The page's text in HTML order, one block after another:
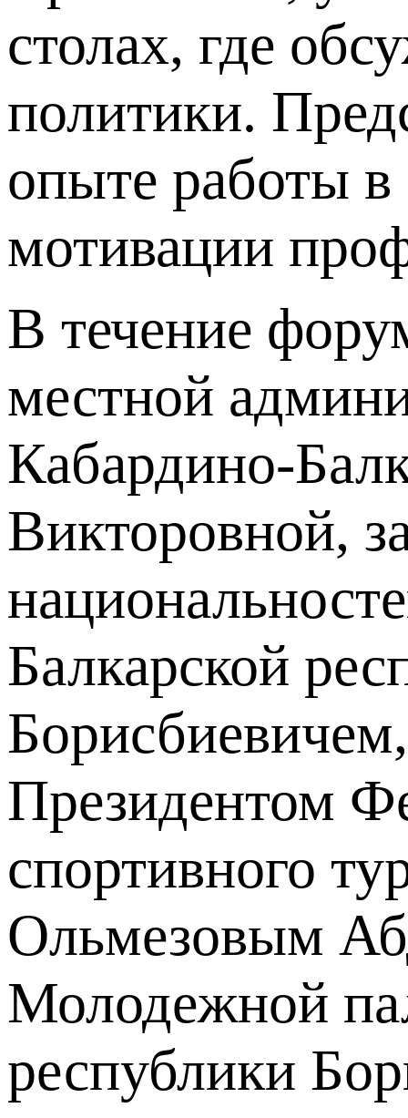
столах, где
политики.
опыте работы
мотивации
В течение
местной
Кабардино-
Викторовной,
Балкарской
Президентом
спортивного
Ольмезовым
Молодежной
республики